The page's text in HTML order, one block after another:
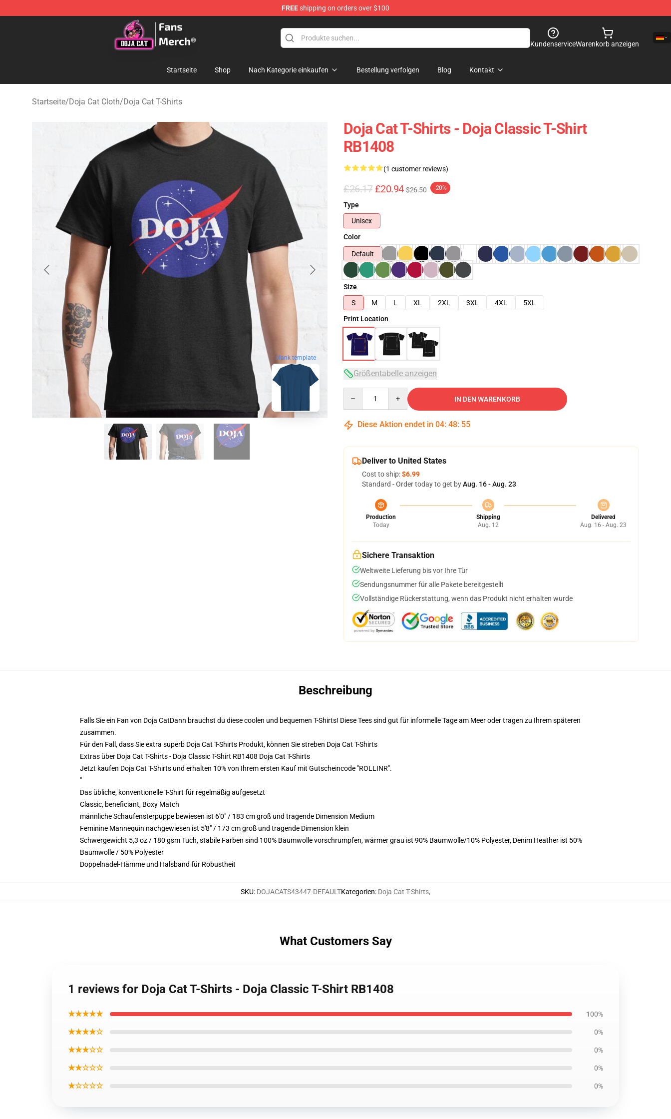
FREEshipping on orders over $100
Doja Cat Store - Official Doja Cat Merchandise Shop
KundenserviceWarenkorb anzeigen
Startseite Shop Nach Kategorie einkaufen Bestellung verfolgen Blog Kontakt
Startseite/Doja Cat Cloth/Doja Cat T-Shirts
blank template
Doja Cat T-Shirts - Doja Classic T-Shirt
RB1408
(1 customer reviews)
£26.17 £20.94 $26.50 -20%
Type
Unisex
Color
Default
Size
S
M L XL 2XL 3XL 4XL
5XL
Print Location
Größentabelle anzeigen
IN DEN WARENKORB
Diese Aktion endet in 04: 48: 54
Deliver to United States
Cost to ship:$6.99
Standard - Order today to get byAug. 16 - Aug. 23
Production
Today
Shipping
Aug. 12
Delivered
Aug. 16 - Aug. 23
Sichere Transaktion
Weltweite Lieferung bis vor Ihre Tür
Sendungsnummer für alle Pakete bereitgestellt
Vollständige Rückerstattung, wenn das Produkt nicht erhalten wurde
Beschreibung
Falls Sie ein Fan von Doja CatDann brauchst du diese coolen und bequemen T-Shirts! Diese Tees sind gut für informelle Tage am Meer oder tragen zu Ihrem späteren
zusammen.
Für den Fall, dass Sie extra superb Doja Cat T-Shirts Produkt, können Sie streben Doja Cat T-Shirts
Extras über Doja Cat T-Shirts - Doja Classic T-Shirt RB1408 Doja Cat T-Shirts
Jetzt kaufen Doja Cat T-Shirts und erhalten 10% von Ihrem ersten Kauf mit Gutscheincode "ROLLINR".
"
Das übliche, konventionelle T-Shirt für regelmäßig aufgesetzt
Classic, beneficiant, Boxy Match
männliche Schaufensterpuppe bewiesen ist 6'0" / 183 cm groß und tragende Dimension Medium
Feminine Mannequin nachgewiesen ist 5'8" / 173 cm groß und tragende Dimension klein
Schwergewicht 5,3 oz / 180 gsm Tuch, stabile Farben sind 100% Baumwolle vorschrumpfen, wärmer grau ist 90% Baumwolle/10% Polyester, Denim Heather ist 50%
Baumwolle / 50% Polyester
Doppelnadel-Hämme und Halsband für Robustheit
SKU: DOJACATS43447-DEFAULTKategorien: Doja Cat T-Shirts,
What Customers Say
1 reviews for Doja Cat T-Shirts - Doja Classic T-Shirt RB1408
★★★★★ 100%
★★★★☆ 0%
★★★☆☆ 0%
★★☆☆☆ 0%
★☆☆☆☆ 0%